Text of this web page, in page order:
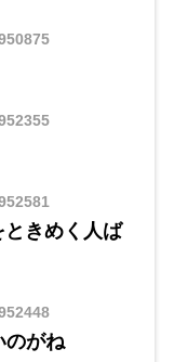
きめく人ば
のがね